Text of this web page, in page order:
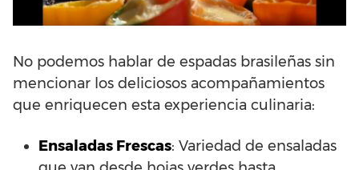
No podemos hablar de espadas brasileñas sin
mencionar los deliciosos acompañamientos
que enriquecen esta experiencia culinaria:
Ensaladas Frescas: Variedad de ensaladas